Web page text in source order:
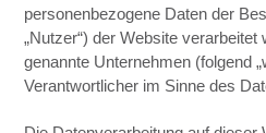
personenbezogene Daten der
„Nutzer“) der Website verarbeitet
genannte Unternehmen (folgend
Verantwortlicher im Sinne des